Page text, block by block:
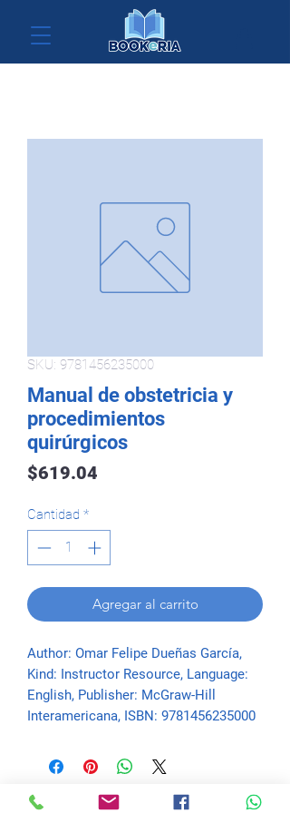
SKU: 9781456235000
Manual de obstetricia y
procedimientos
quirúrgicos
$619.04
Cantidad *
Agregar al carrito
Author: Omar Felipe Dueñas García,
Kind: Instructor Resource, Language:
English, Publisher: McGraw-Hill
Interamericana, ISBN: 9781456235000